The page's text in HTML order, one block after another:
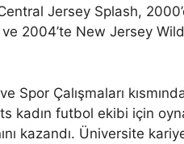
Jersey Splash,
2004’te New Jersey
Spor Çalışmaları
kadın futbol ekibi için
kazandı. Üniversite